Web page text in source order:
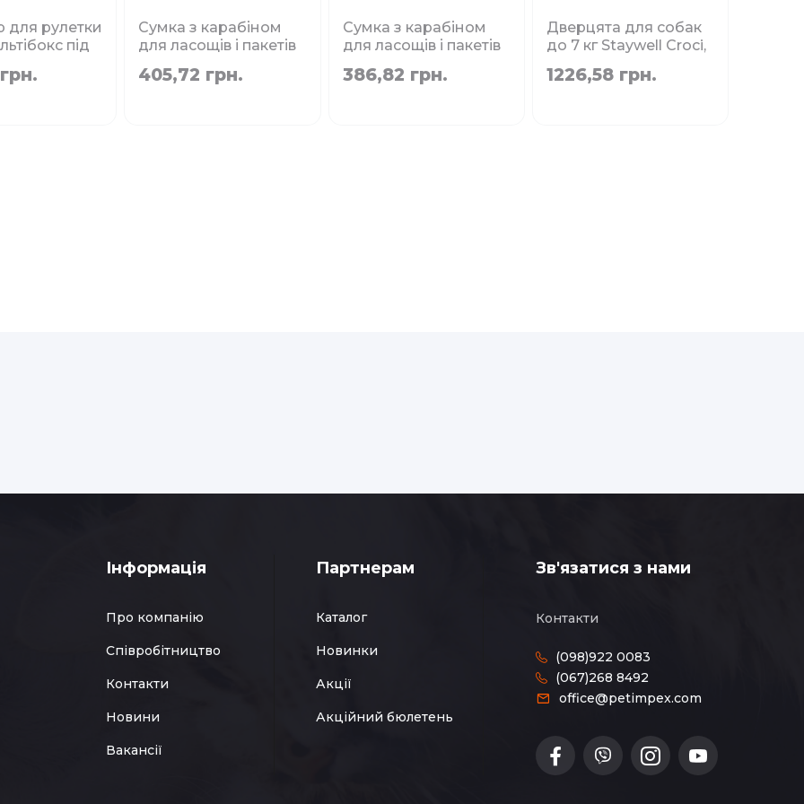
для рулетки
під
Сумка з карабіном
для ласощів і пакетів
Croci, помаранчева
405,72 грн.
Сумка з карабіном
для ласощів і пакетів
Croci, зелена 7.5x4x11
386,82 грн.
Дверцята для собак
до 7 кг Staywell Croci,
Немає в наявності
1226,58 грн.
Інформація
Про компанію
Співробітництво
Контакти
Новини
Вакансії
Партнерам
Каталог
Новинки
Акції
Акційний бюлетень
Зв'язатися з нами
Контакти
(098)922 0083
(067)268 8492
office@petimpex.com